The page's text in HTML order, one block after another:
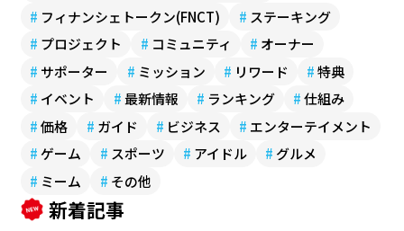
# フィナンシェトークン(FNCT) # ステーキング
# プロジェクト # コミュニティ # オーナー
# サポーター # ミッション # リワード #特典
# イベント #最新情報 # ランキング #仕組み
#価格 # ガイド # ビジネス # エンターテイメント
# ゲーム # スポーツ # アイドル # グルメ
# ミーム # その他
新着記事